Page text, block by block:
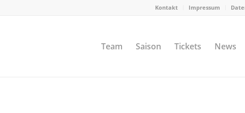
Kontakt Impressum
Team Saison Tickets News